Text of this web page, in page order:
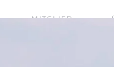
MITGLIED